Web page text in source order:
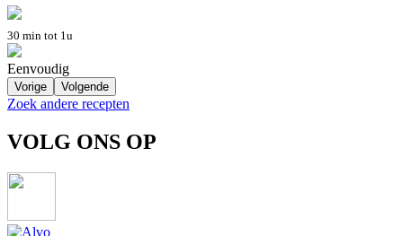
30 min tot 1u
Eenvoudig
Vorige Volgende
Zoek andere recepten
VOLG ONS OP